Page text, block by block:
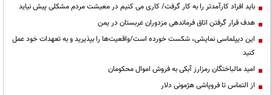
باید افراد کارآمدتر را به کار گرفت/ کاری می کنیم در معیشت مردم مشکلی پیش نیاید
هدف قرار گرفتن اتاق‌ فرماندهی مزدوران عربستان در یمن
این دیپلماسی نمایشی، شکست خورده است/واقعیت‌ها را بپذیرید و به تعهدات خود عمل
کنید
امید مالباختگان رمزارز آبکی به فروش اموال محکومان
از التماس تا فروپاشی هژمونی دلار